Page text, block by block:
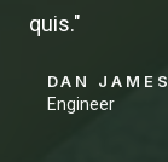
quis."
DAN JAMES
Engineer